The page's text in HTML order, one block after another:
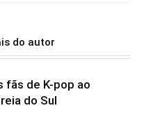
do autor
fãs de K-pop ao
do Sul